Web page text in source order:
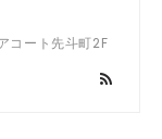
コート先斗町2F